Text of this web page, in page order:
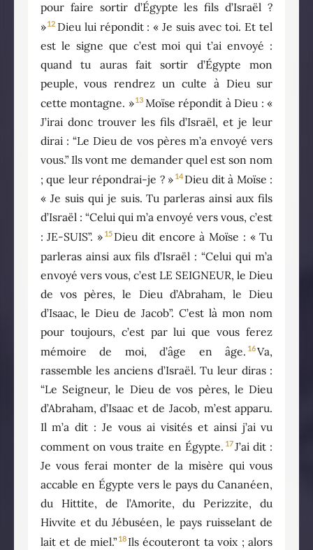
pour faire sortir d’Égypte les fils d’Israël ?
»12 Dieu lui répondit : « Je suis avec toi. Et tel
est le signe que c’est moi qui t’ai envoyé :
quand tu auras fait sortir d’Égypte mon
peuple, vous rendrez un culte à Dieu sur
cette montagne. »13 Moïse répondit à Dieu : «
J’irai donc trouver les fils d’Israël, et je leur
dirai : “Le Dieu de vos pères m’a envoyé vers
vous.” Ils vont me demander quel est son nom
; que leur répondrai-je ? » 14 Dieu dit à Moïse :
« Je suis qui je suis. Tu parleras ainsi aux fils
d’Israël : “Celui qui m’a envoyé vers vous, c’est
: JE-SUIS”. » 15 Dieu dit encore à Moïse : « Tu
parleras ainsi aux fils d’Israël : “Celui qui m’a
envoyé vers vous, c’est LE SEIGNEUR, le Dieu
de vos pères, le Dieu d’Abraham, le Dieu
d’Isaac, le Dieu de Jacob”. C’est là mon nom
pour toujours, c’est par lui que vous ferez
mémoire de moi, d’âge en âge. 16Va,
rassemble les anciens d’Israël. Tu leur diras :
“Le Seigneur, le Dieu de vos pères, le Dieu
d’Abraham, d’Isaac et de Jacob, m’est apparu.
Il m’a dit : Je vous ai visités et ainsi j’ai vu
comment on vous traite en Égypte. 17J’ai dit :
Je vous ferai monter de la misère qui vous
accable en Égypte vers le pays du Cananéen,
du Hittite, de l’Amorite, du Perizzite, du
Hivvite et du Jébuséen, le pays ruisselant de
lait et de miel.” 18 Ils écouteront ta voix ; alors